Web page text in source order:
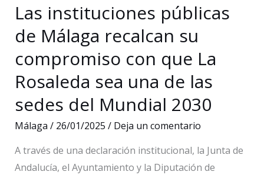
Las instituciones públicas
de Málaga recalcan su
compromiso con que La
Rosaleda sea una de las
sedes del Mundial 2030
Málaga / 26/01/2025 / Deja un comentario
A través de una declaración institucional, la Junta de
Andalucía, el Ayuntamiento y la Diputación de